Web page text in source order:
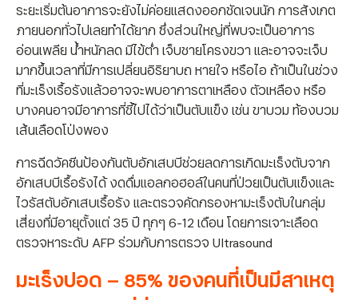
ระยะเริ่มต้นอาการจะยังไม่ค่อยแสดงออกชัดเจนนัก การสังเกต
ภายนอกทั่วไปเลยทำได้ยาก ซึ่งส่วนใหญ่ที่พบจะเป็นอาการ
อ่อนเพลีย น้ำหนักลด มีไข้ต่ำ เจ็บชายโครงขวา และอาจจะเจ็บ
มากขึ้นเวลาที่มีการเปลี่ยนอิริยาบถ หายใจ หรือไอ ถ้าเป็นในช่วง
ที่มะเร็งเรื้อรังแล้วอาจจะพบอาการตาเหลือง ตัวเหลือง หรือ
บางคนอาจมีอาการที่ชี้ไปได้ว่าเป็นตับแข็ง เช่น ขาบวม ท้องบวม
เส้นเลือดโป่งพอง
การฉีดวัคซีนป้องกันตับอักเสบบีช่วยลดการเกิดมะเร็งตับจาก
อักเสบบีเรื้อรังได้ งดดื่มแอลกอฮอล์ในคนที่ป่วยเป็นตับแข็งและ
ไวรัสตับอักเสบเรื้อรัง และตรวจคัดกรองหามะเร็งตับในกลุ่ม
เสี่ยงที่มีอายุตั้งแต่ 35 ปี ทุกๆ 6-12 เดือน โดยการเจาะเลือด
ตรวจหาระดับ AFP ร่วมกับการตรวจ Ultrasound
มะเร็งปอด – 85% ของคนที่เป็นมีสาเหตุ